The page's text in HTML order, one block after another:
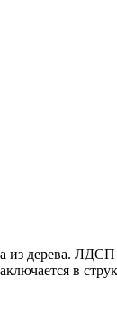
дерева. ЛДСП
в